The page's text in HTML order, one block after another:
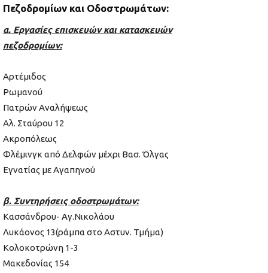
Πεζοδρομίων και Οδοστρωμάτων:
α. Εργασίες επισκευών και κατασκευών
πεζοδρομίων:
Αρτέμιδος
Ρωμανού
Πατρών Αναλήψεως
Αλ. Σταύρου 12
Ακροπόλεως
Φλέμινγκ από Δελφών μέχρι Βασ. Όλγας
Εγνατίας με Αγαπηνού
β. Συντηρήσεις οδοστρωμάτων:
Κασσάνδρου- Αγ.Νικολάου
Λυκάονος 13(ράμπα στο Αστυν. Τμήμα)
Κολοκοτρώνη 1-3
Μακεδονίας 154